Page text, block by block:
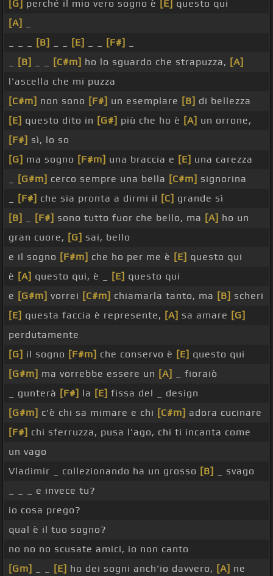
[G] perché il mio vero sogno è [E]
questo qui
[A]
[B] [E] [F#]
[B] [C#m] ho lo sguardo che strapuzza, [A]
l'ascella che mi puzza
[C#m] non sono [F#] un esemplare [B] di bellezza
[E] questo dito in [G#] più che ho è [A] un orrone,
[F#] sì, lo so
[G] ma sogno [F#m] una braccia e [E] una carezza
[G#m] cerco sempre una bella [C#m] signorina
[F#] che sia pronta a dirmi il [C] grande sì
[B]
[F#] sono tutto fuor che bello, ma [A] ho un
gran cuore, [G] sai, bello
e il sogno [F#m] che ho per me è [E] questo qui
è [A] questo qui, è _ [E] questo qui
e [G#m] vorrei [C#m] chiamarla tanto, ma [B] scheri
[E] questa faccia è represente, [A] sa amare [G]
perdutamente
[G] il sogno [F#m] che conservo è [E] questo qui
[G#m] ma vorrebbe essere un [A]
_ fioraiò
_ gunterà [F#] la [E] fissa del _ design
[G#m] c'è chi sa mimare e chi [C#m] adora cucinare
[F#] chi sferruzza, pusa l'ago, chi ti incanta come
un vago
Vladimir _ collezionando ha un grosso [B]
_ svago
_ _ _ e invece tu?
io cosa prego?
qual è il tuo sogno?
no no no scusate amici, io non canto
[Gm]
[E] ho dei sogni anch'io davvero, [A] ne